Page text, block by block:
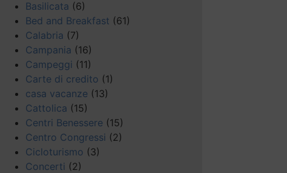
Basilicata (6)
Bed and Breakfast (61)
Calabria (7)
Campania (16)
Campeggi (11)
Carte di credito (1)
casa vacanze (13)
Cattolica (15)
Centri Benessere (15)
Centro Congressi (2)
Cicloturismo (3)
Concerti (2)